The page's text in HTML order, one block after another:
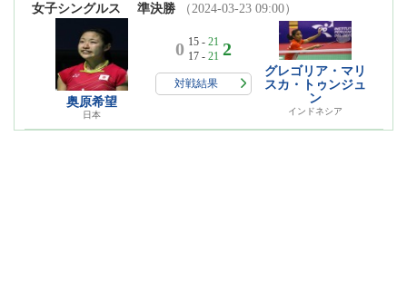
女子シングルス 準決勝 （2024-03-23 09:00）
奥原希望
日本
0 15 - 21
17 - 21 2
対戦結果
グレゴリア・マリ
スカ・トゥンジュ
ン
インドネシア